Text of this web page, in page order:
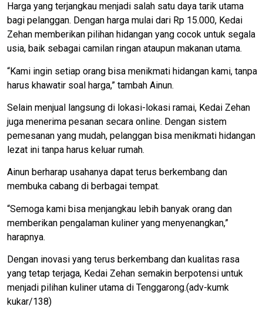
Harga yang terjangkau menjadi salah satu daya tarik utama
bagi pelanggan. Dengan harga mulai dari Rp 15.000, Kedai
Zehan memberikan pilihan hidangan yang cocok untuk segala
usia, baik sebagai camilan ringan ataupun makanan utama.
“Kami ingin setiap orang bisa menikmati hidangan kami, tanpa
harus khawatir soal harga,” tambah Ainun.
Selain menjual langsung di lokasi-lokasi ramai, Kedai Zehan
juga menerima pesanan secara online. Dengan sistem
pemesanan yang mudah, pelanggan bisa menikmati hidangan
lezat ini tanpa harus keluar rumah.
Ainun berharap usahanya dapat terus berkembang dan
membuka cabang di berbagai tempat.
“Semoga kami bisa menjangkau lebih banyak orang dan
memberikan pengalaman kuliner yang menyenangkan,”
harapnya.
Dengan inovasi yang terus berkembang dan kualitas rasa
yang tetap terjaga, Kedai Zehan semakin berpotensi untuk
menjadi pilihan kuliner utama di Tenggarong.(adv-kumk
kukar/138)